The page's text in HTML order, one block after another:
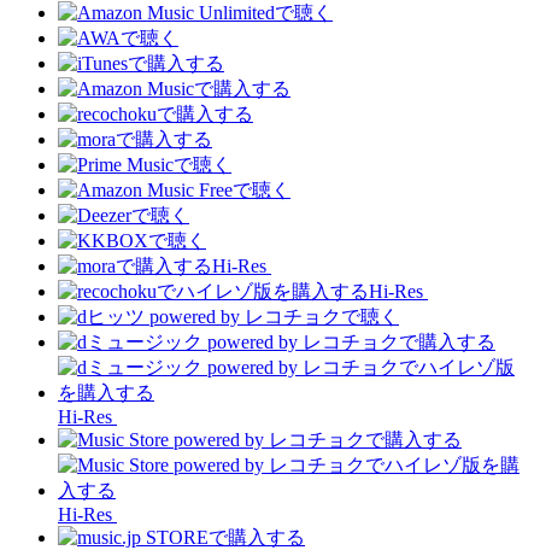
Hi-Res
Hi-Res
Hi-Res
Hi-Res